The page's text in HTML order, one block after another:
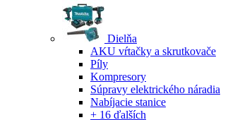
Dielňa
AKU vŕtačky a skrutkovače
Píly
Kompresory
Súpravy elektrického náradia
Nabíjacie stanice
+ 16 ďalších